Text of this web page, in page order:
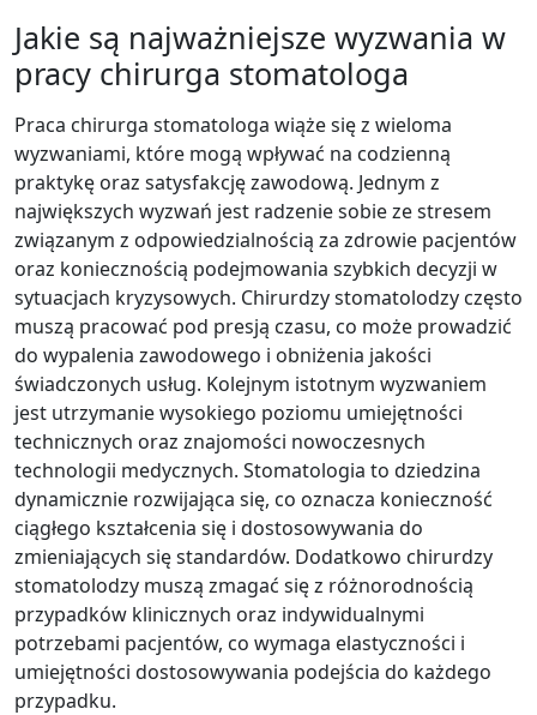
Jakie są najważniejsze wyzwania w
pracy chirurga stomatologa
Praca chirurga stomatologa wiąże się z wieloma
wyzwaniami, które mogą wpływać na codzienną
praktykę oraz satysfakcję zawodową. Jednym z
największych wyzwań jest radzenie sobie ze stresem
związanym z odpowiedzialnością za zdrowie pacjentów
oraz koniecznością podejmowania szybkich decyzji w
sytuacjach kryzysowych. Chirurdzy stomatolodzy często
muszą pracować pod presją czasu, co może prowadzić
do wypalenia zawodowego i obniżenia jakości
świadczonych usług. Kolejnym istotnym wyzwaniem
jest utrzymanie wysokiego poziomu umiejętności
technicznych oraz znajomości nowoczesnych
technologii medycznych. Stomatologia to dziedzina
dynamicznie rozwijająca się, co oznacza konieczność
ciągłego kształcenia się i dostosowywania do
zmieniających się standardów. Dodatkowo chirurdzy
stomatolodzy muszą zmagać się z różnorodnością
przypadków klinicznych oraz indywidualnymi
potrzebami pacjentów, co wymaga elastyczności i
umiejętności dostosowywania podejścia do każdego
przypadku.